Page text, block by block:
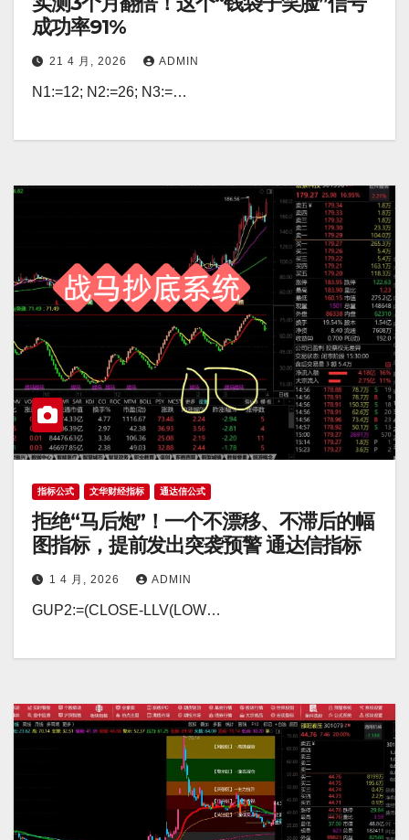
成功率91%
21 4 月, 2026 ADMIN
N1:=12; N2:=26; N3:=…
指标公式 文华财经指标 通达信公式
拒绝“马后炮”！一个不漂移、不滞后的幅
图指标，提前发出突袭预警 通达信指标
1 4 月, 2026 ADMIN
GUP2:=(CLOSE-LLV(LOW…